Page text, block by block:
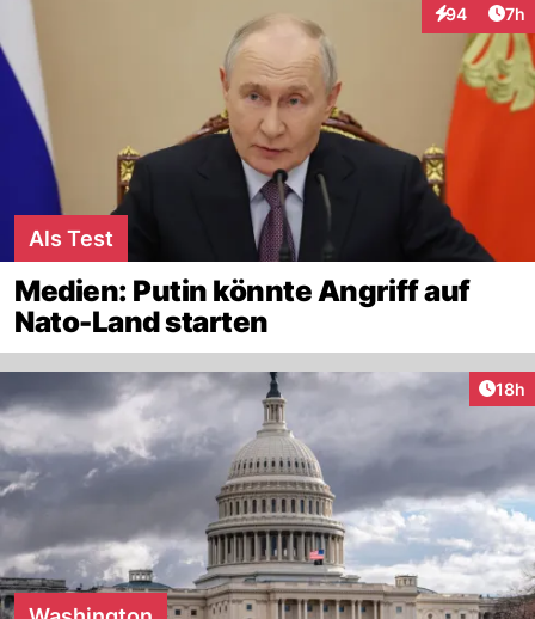
94
Interaktionen
7h
Als Test
Medien: Putin könnte Angriff auf
Nato-Land starten
18h